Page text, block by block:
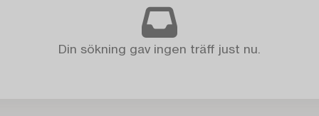
Din sökning gav ingen träff just nu.